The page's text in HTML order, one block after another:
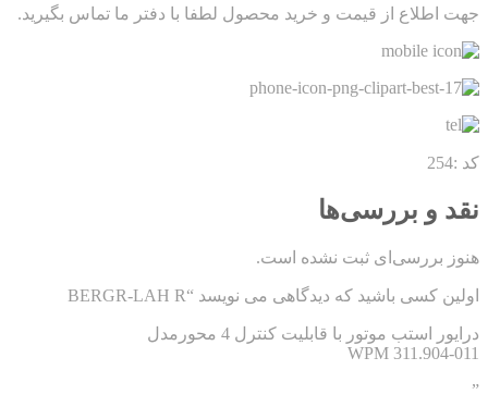
جهت اطلاع از قیمت و خرید محصول لطفا با دفتر ما تماس بگیرید.
کد :254
نقد و بررسی‌ها
هنوز بررسی‌ای ثبت نشده است.
اولین کسی باشید که دیدگاهی می نویسد “BERGR-LAH R
درایور استب موتور با قابلیت کنترل 4 محورمدل
WPM 311.904-011
”